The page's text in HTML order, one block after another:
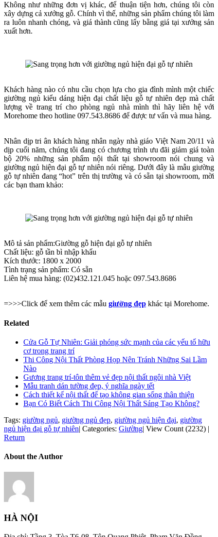
Không như những đơn vị khác, để thuận tiện hơn, chúng tôi còn
xây dựng cả xưởng gỗ. Chính vì thế, những sản phẩm chúng tôi làm
ra luôn nhanh chóng, và giá thành cũng lấy bằng giá tại xưởng sản
xuất hơn.
Khách hàng nào có nhu cầu chọn lựa cho gia đình mình một chiếc
giường ngủ kiểu dáng hiện đại chất liệu gỗ tự nhiên đẹp mà chất
lượng về trang trí cho phòng ngủ nhà mình thì hãy liên hệ với
Morehome theo hotline 097.543.8686 để được tư vấn và mua hàng.
Nhân dịp tri ân khách hàng nhân ngày nhà giáo Việt Nam 20/11 và
dịp cuối năm, chúng tôi đang có chương trình ưu đãi giảm giá toàn
bộ 20% những sản phẩm nội thất tại showroom nói chung và
giường ngủ hiện đại gỗ tự nhiên nói riêng. Dưới đây là mẫu giường
gỗ tự nhiên đang “hot” trên thị trường và có sẵn tại showroom, mời
các bạn tham khảo:
Mô tả sản phẩm:Giường gỗ hiện đại gỗ tự nhiên
Chất liệu: gỗ tần bì nhập khẩu
Kích thước: 1800 x 2000
Tình trạng sản phẩm: Có sẵn
Liên hệ mua hàng: (02)432.121.045 hoặc 097.543.8686
=>>>Click để xem thêm các mẫu giường đẹp khác tại Morehome.
Related
Cửa Gỗ Tự Nhiên: Giải phóng sức mạnh của các yếu tố hữu
cơ trong trang trí
Thi Công Nội Thất Phòng Họp Nên Tránh Những Sai Lầm
Nào
Gương trang trí-tôn thêm vẻ đẹp nội thất ngôi nhà Việt
Mẫu tranh dán tường đẹp, ý nghĩa ngày tết
Cách thiết kế nội thất để tạo không gian sống thân thiện
Bạn Có Biết Cách Thi Công Nội Thất Sáng Tạo Không?
Tags: giường ngủ, giường ngủ đẹp, giường ngủ hiện đại, giường
ngủ hiện đại gỗ tự nhiên| Categories: Giường| View Count (2232) |
Return
About the Author
HÀ NỘI